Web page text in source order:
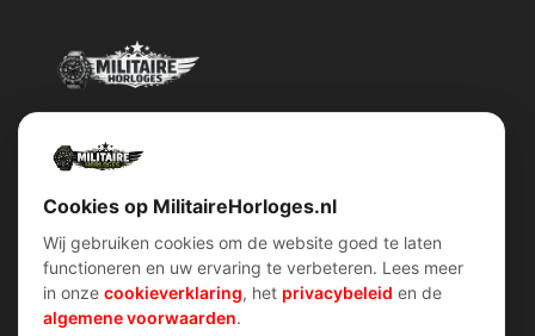
Militairehorloges.nl is de exclusieve importeur en distributeur van
Snel menu
Home
Over ons
klantenservice
Cookies op MilitaireHorloges.nl
Wij gebruiken cookies om de website goed te laten
functioneren en uw ervaring te verbeteren. Lees meer
in onze cookieverklaring, het privacybeleid en de
algemene voorwaarden.